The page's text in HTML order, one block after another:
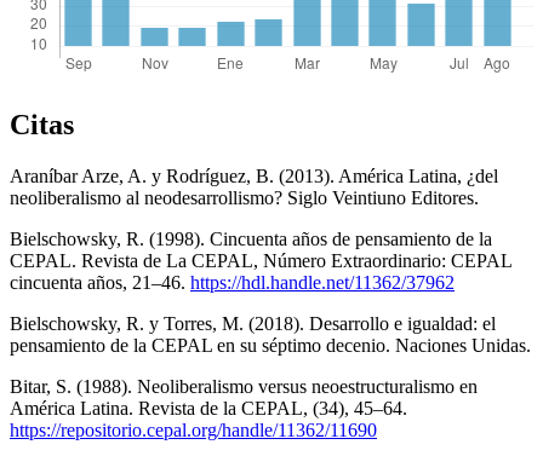
Citas
Araníbar Arze, A. y Rodríguez, B. (2013). América Latina, ¿del
neoliberalismo al neodesarrollismo? Siglo Veintiuno Editores.
Bielschowsky, R. (1998). Cincuenta años de pensamiento de la
CEPAL. Revista de La CEPAL, Número Extraordinario: CEPAL
cincuenta años, 21–46. https://hdl.handle.net/11362/37962
Bielschowsky, R. y Torres, M. (2018). Desarrollo e igualdad: el
pensamiento de la CEPAL en su séptimo decenio. Naciones Unidas.
Bitar, S. (1988). Neoliberalismo versus neoestructuralismo en
América Latina. Revista de la CEPAL, (34), 45–64.
https://repositorio.cepal.org/handle/11362/11690